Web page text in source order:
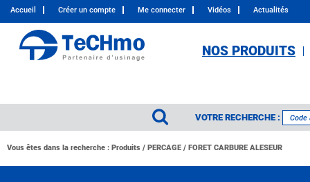
Accueil Créer un compte Me connecter Vidéos Actualités
NOS PRODUITS
VOTRE RECHERCHE :
Vous êtes dans la recherche : Produits / PERCAGE / FORET CARBURE ALESEUR